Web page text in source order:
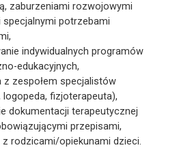
zaburzeniami rozwojowymi
specjalnymi potrzebami
indywidualnych programów
edukacyjnych,
z zespołem specjalistów
logopeda, fizjoterapeuta),
dokumentacji terapeutycznej
przepisami,
z rodzicami/opiekunami dzieci.